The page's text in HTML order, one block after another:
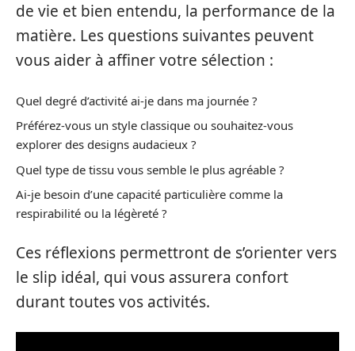
de vie et bien entendu, la performance de la
matière. Les questions suivantes peuvent
vous aider à affiner votre sélection :
Quel degré d’activité ai-je dans ma journée ?
Préférez-vous un style classique ou souhaitez-vous
explorer des designs audacieux ?
Quel type de tissu vous semble le plus agréable ?
Ai-je besoin d’une capacité particulière comme la
respirabilité ou la légèreté ?
Ces réflexions permettront de s’orienter vers
le slip idéal, qui vous assurera confort
durant toutes vos activités.